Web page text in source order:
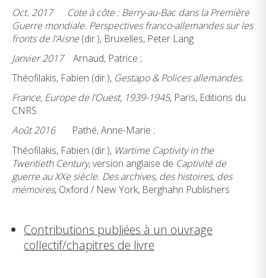
Oct. 2017
Cote à côte : Berry-au-Bac dans la Première
Guerre mondiale. Perspectives franco-allemandes sur les
fronts de l’Aisne(dir.), Bruxelles, Peter Lang
Janvier 2017Arnaud, Patrice ;
Théofilakis, Fabien (dir.), Gestapo & Polices allemandes.
France, Europe de l’Ouest, 1939-1945, Paris, Editions du
CNRS
Août 2016Pathé, Anne-Marie ;
Théofilakis, Fabien (dir.), Wartime Captivity in the
Twentieth Century, version anglaise de Captivité de
guerre au XXe siècle. Des archives, des histoires, des
mémoires, Oxford / New York, Berghahn Publishers
Contributions publiées à un ouvrage
collectif/chapitres de livre